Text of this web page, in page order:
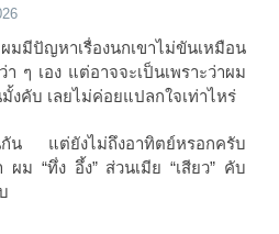
มีปัญหาเรื่องนกเขาไม่ขันเหมือน
ๆ เอง แต่อาจจะเป็นเพราะว่าผม
งคับ เลยไม่ค่อยแปลกใจเท่าไหร่
กัน แต่ยังไม่ถึงอาทิตย์หรอกครับ
ผม “ทึ่ง อึ้ง” ส่วนเมีย “เสียว” คับ